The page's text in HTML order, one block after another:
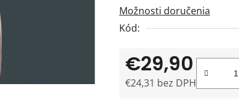
Možnosti doručenia
Kód:
€29,90
€24,31 bez DPH